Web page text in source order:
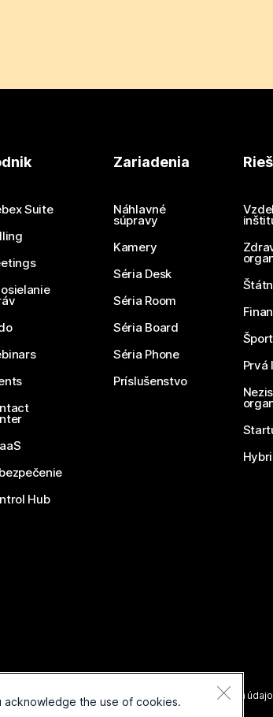
Suite
Hub
Zariadenia
Náhlavné
súpravy
Kamery
Séria Desk
Séria Room
Séria Board
Séria Phone
Príslušenstvo
Prvá
podmienky
Vyhlásenie o ochrane osobných
the use of cookies.